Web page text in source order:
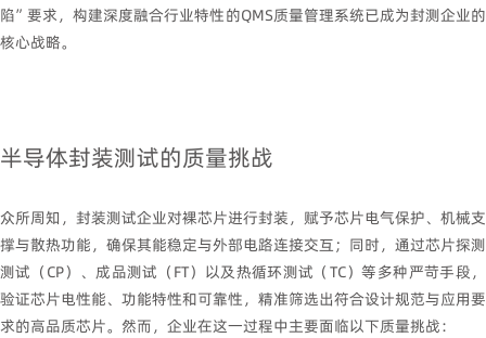
陷”要求，构建深度融合行业特性的QMS质量管理系统已成为封测企业的
核心战略。
半导体封装测试的质量挑战
众所周知，封装测试企业对裸芯片进行封装，赋予芯片电气保护、机械支
撑与散热功能，确保其能稳定与外部电路连接交互；同时，通过芯片探测
测试（ CP）、成品测试（ FT）以及热循环测试（ TC）等多种严苛手段，
验证芯片电性能、功能特性和可靠性，精准筛选出符合设计规范与应用要
求的高品质芯片。然而，企业在这一过程中主要面临以下质量挑战：